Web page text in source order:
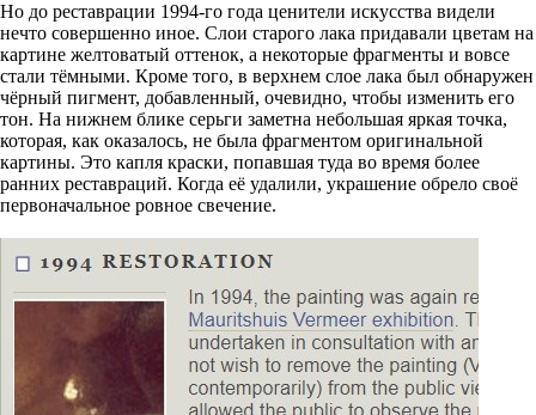
Но до реставрации 1994-го года ценители искусства видели
нечто совершенно иное. Слои старого лака придавали цветам на
картине желтоватый оттенок, а некоторые фрагменты и вовсе
стали тёмными. Кроме того, в верхнем слое лака был обнаружен
чёрный пигмент, добавленный, очевидно, чтобы изменить его
тон. На нижнем блике серьги заметна небольшая яркая точка,
которая, как оказалось, не была фрагментом оригинальной
картины. Это капля краски, попавшая туда во время более
ранних реставраций. Когда её удалили, украшение обрело своё
первоначальное ровное свечение.